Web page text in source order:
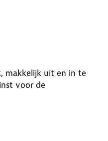
makkelijk uit en in te
voor de